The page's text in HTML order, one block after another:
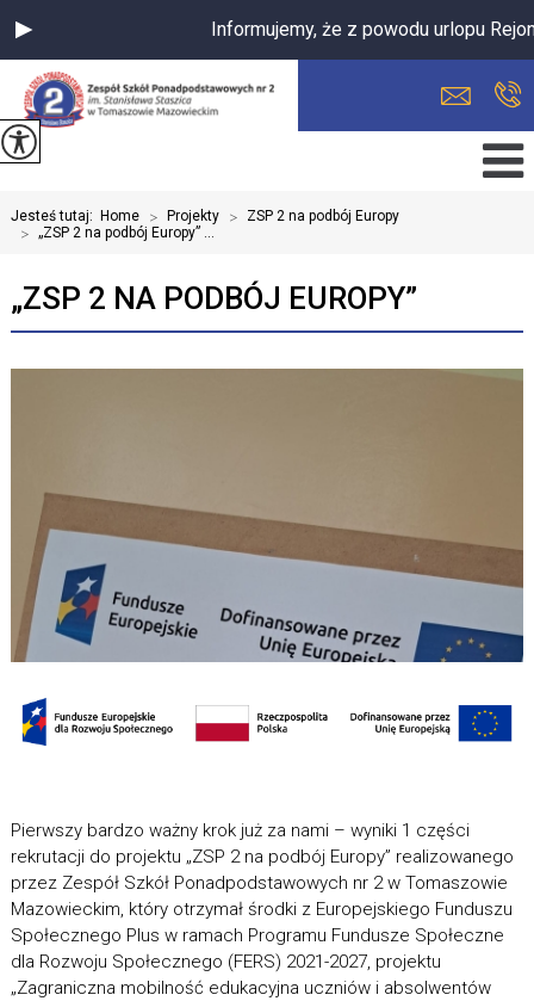
Informujemy, że z powodu urlopu
Jesteś tutaj: Home > Projekty > ZSP 2 na podbój Europy
> „ZSP 2 na podbój Europy” ...
„ZSP 2 NA PODBÓJ EUROPY”
Pierwszy bardzo ważny krok już za nami – wyniki 1 części
rekrutacji do projektu „ZSP 2 na podbój Europy” realizowanego
przez Zespół Szkół Ponadpodstawowych nr 2 w Tomaszowie
Mazowieckim, który otrzymał środki z Europejskiego Funduszu
Społecznego Plus w ramach Programu Fundusze Społeczne
dla Rozwoju Społecznego (FERS) 2021-2027, projektu
„Zagraniczna mobilność edukacyjna uczniów i absolwentów